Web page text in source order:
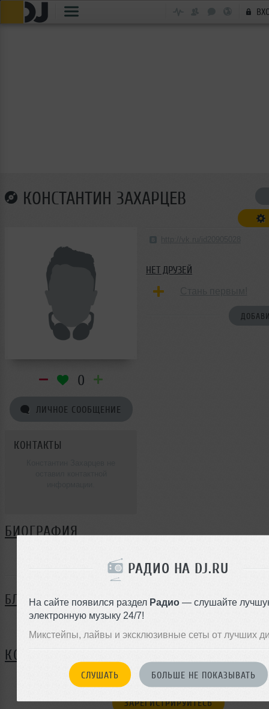
РАДИО НА DJ.RU
На сайте появился раздел Радио — слушайте
электронную музыку 24/7!
Микстейпы, лайвы и эксклюзивные сеты от лучших
СЛУШАТЬ БОЛЬШЕ НЕ ПОКАЗЫВАТЬ
КОНСТАНТИН ЗАХАРЦЕВ
0
ЛИЧНОЕ СООБЩЕНИЕ
КОНТАКТЫ
НЕТ ДРУЗЕЙ
БИОГРАФИЯ
БЛОГ
КОММЕНТАРИИ
ЗАРЕГИСТРИРУЙТЕСЬ